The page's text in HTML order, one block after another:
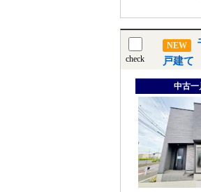
check
NEW
戸建て
中古一